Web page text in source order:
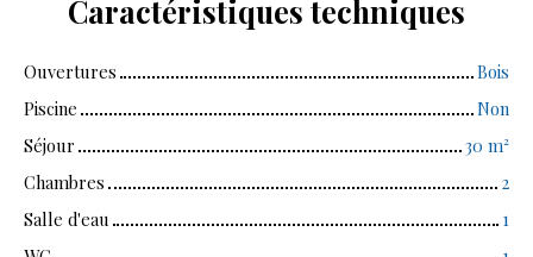
Caractéristiques techniques
Ouvertures
Bois
Piscine
Non
Séjour
30 m²
Chambres
2
Salle d'eau
1